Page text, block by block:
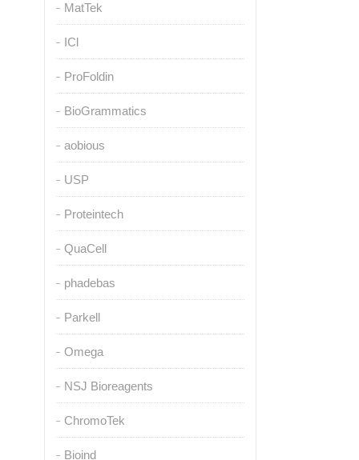
MatTek
ICl
ProFoldin
BioGrammatics
aobious
USP
Proteintech
QuaCell
phadebas
Parkell
Omega
NSJ Bioreagents
ChromoTek
Bioind